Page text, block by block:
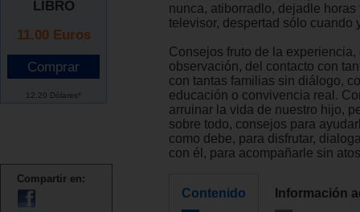
LIBRO
11.00 Euros
12.20 Dólares*
Compartir en:
nunca, atiborradlo, dejadle horas
televisor, despertad sólo cuando
Consejos fruto de la experiencia,
observación, del contacto con
con tantas familias sin diálogo,
educación o convivencia real.
arruinar la vida de nuestro hijo,
sobre todo, consejos para
como debe, para disfrutar,
con él, para acompañarle sin
Contenido Información